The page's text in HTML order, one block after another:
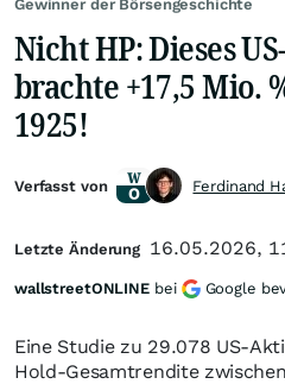
Gewinner der Börsengeschichte
Nicht HP: Dieses
brachte +17,5 Mio.
1925!
Eine Studie zu 29.078 US-
Hold-Gesamtrendite
Verfasst von Ferdinand
Letzte Änderung 16.05.2026,
wallstreetONLINE bei Google